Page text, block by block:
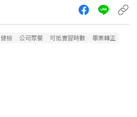
檢 公司聚餐 可抵實習時數 畢業轉正